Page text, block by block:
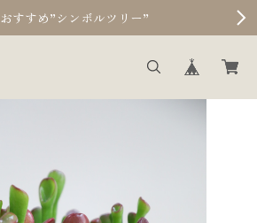
おすすめ”シンボルツリー”